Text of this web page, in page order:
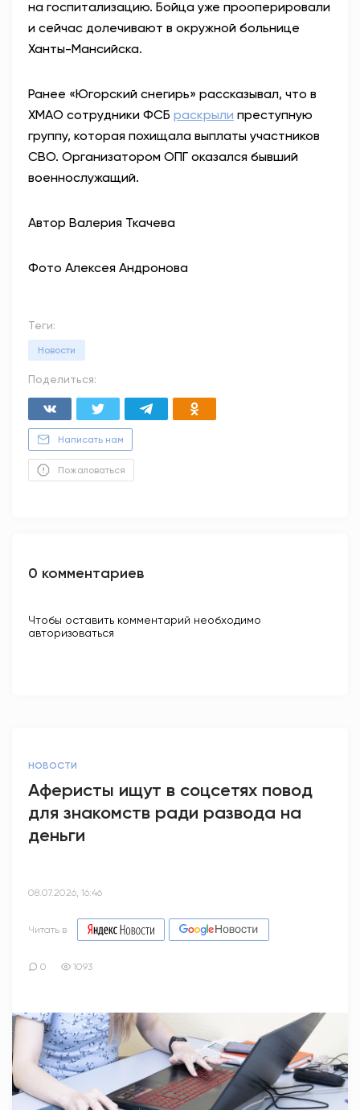
на госпитализацию. Бойца уже прооперировали
и сейчас долечивают в окружной больнице
Ханты-Мансийска.
Ранее «Югорский снегирь» рассказывал, что в
ХМАО сотрудники ФСБ раскрыли преступную
группу, которая похищала выплаты участников
СВО. Организатором ОПГ оказался бывший
военнослужащий.
Автор Валерия Ткачева
Фото Алексея Андронова
Теги:
Новости
Поделиться:
Написать нам
Пожаловаться
0 комментариев
Чтобы оставить комментарий необходимо
авторизоваться
НОВОСТИ
Аферисты ищут в соцсетях повод
для знакомств ради развода на
деньги
08.07.2026, 16:46
Читать в
0 1093